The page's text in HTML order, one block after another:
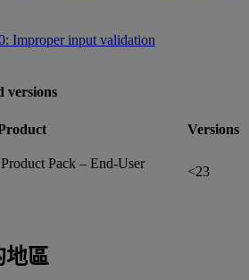
Improper input validation
versions
Versions
Pack – End-User
<23
地區